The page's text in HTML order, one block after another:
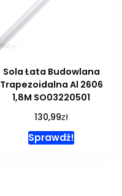
Sola Łata Budowlana
Trapezoidalna Al 2606
1,8M SO03220501
130,99zł
Sprawdź!